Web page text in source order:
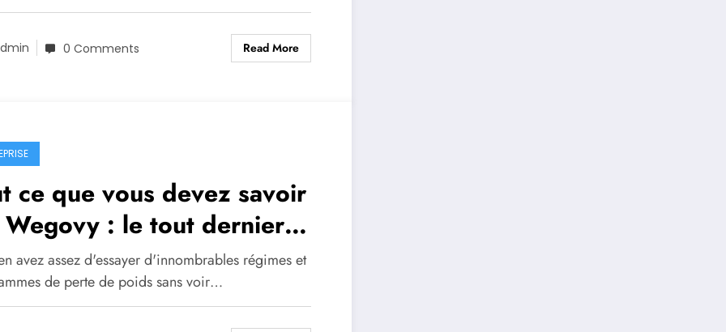
0 Comments Read More
ce que vous devez savoir
Wegovy : le tout dernier
amaigrissant sur le
avez assez d'essayer d'innombrables régimes et
de perte de poids sans voir…